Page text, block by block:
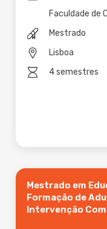
Faculdade de
Mestrado
Lisboa
4 semestres
Mestrado em
Formação de
Intervenção